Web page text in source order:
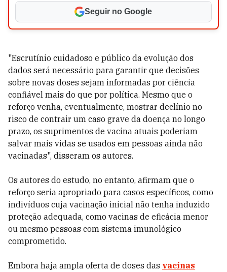
Seguir no Google
"Escrutínio cuidadoso e público da evolução dos
dados será necessário para garantir que decisões
sobre novas doses sejam informadas por ciência
confiável mais do que por política. Mesmo que o
reforço venha, eventualmente, mostrar declínio no
risco de contrair um caso grave da doença no longo
prazo, os suprimentos de vacina atuais poderiam
salvar mais vidas se usados em pessoas ainda não
vacinadas", disseram os autores.
Os autores do estudo, no entanto, afirmam que o
reforço seria apropriado para casos específicos, como
indivíduos cuja vacinação inicial não tenha induzido
proteção adequada, como vacinas de eficácia menor
ou mesmo pessoas com sistema imunológico
comprometido.
Embora haja ampla oferta de doses das vacinas